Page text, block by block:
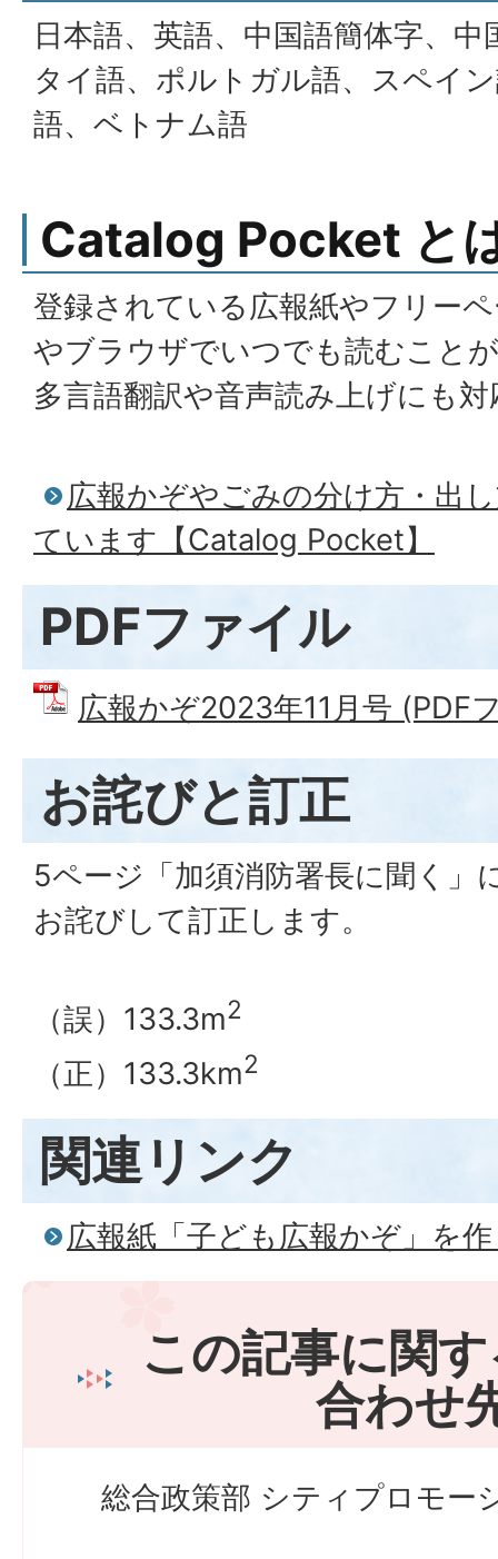
日本語、英語、中国語簡体字、
タイ語、ポルトガル語、スペイ
語、ベトナム語
Catalog Pocket と
登録されている広報紙やフリー
やブラウザでいつでも読むこと
多言語翻訳や音声読み上げにも
広報かぞやごみの分け方・出
ています【Catalog Pocket】
PDFファイル
広報かぞ2023年11月号 (PDF
お詫びと訂正
5ページ「加須消防署長に聞く」
お詫びして訂正します。
（誤）133.3m2
（正）133.3km2
関連リンク
広報紙「子ども広報かぞ」を
この記事に関
合わせ
総合政策部 シティプロモー